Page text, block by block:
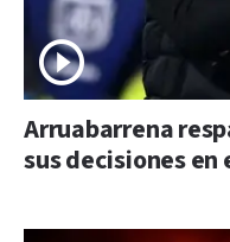
Arruabarrena
sus decisiones en